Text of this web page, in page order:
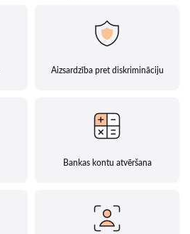
Aizsardzība pret diskrimināciju
Bankas kontu atvēršana